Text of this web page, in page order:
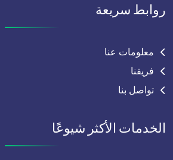
روابط سريعة
معلومات عنا
فريقنا
تواصل بنا
الخدمات الأكثر شيوعًا